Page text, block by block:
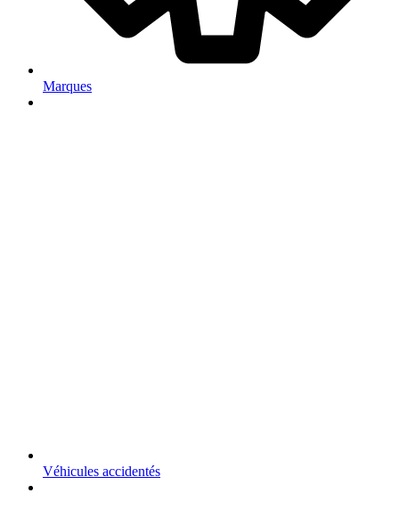
Marques
Véhicules accidentés